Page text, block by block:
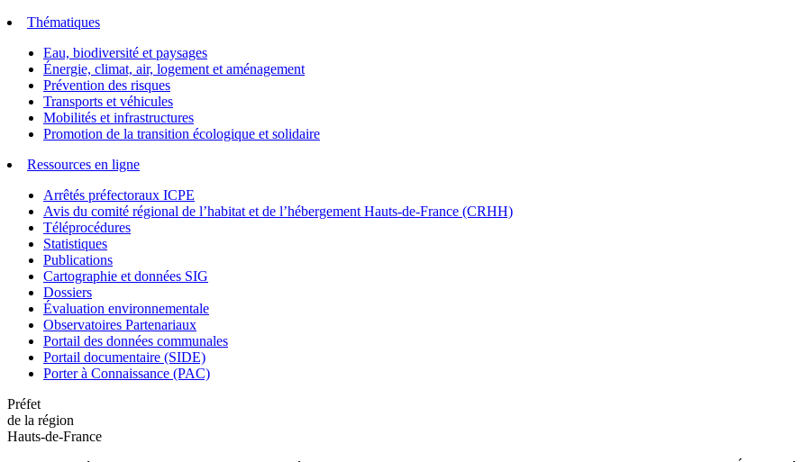
Thématiques
Eau, biodiversité et paysages
Énergie, climat, air, logement et aménagement
Prévention des risques
Transports et véhicules
Mobilités et infrastructures
Promotion de la transition écologique et solidaire
Ressources en ligne
Arrêtés préfectoraux ICPE
Avis du comité régional de l’habitat et de l’hébergement Hauts-de-France (CRHH)
Téléprocédures
Statistiques
Publications
Cartographie et données SIG
Dossiers
Évaluation environnementale
Observatoires Partenariaux
Portail des données communales
Portail documentaire (SIDE)
Porter à Connaissance (PAC)
Préfet
de la région
Hauts-de-France